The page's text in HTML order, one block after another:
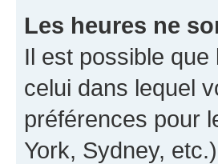
Les heures ne
Il est possible que
celui dans lequel
préférences pour
York, Sydney,